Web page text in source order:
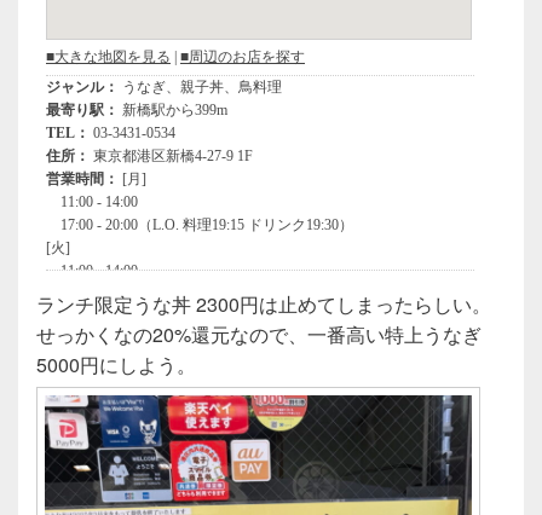
ランチ限定うな丼 2300円は止めてしまったらしい。
せっかくなの20%還元なので、一番高い特上うなぎ
5000円にしよう。